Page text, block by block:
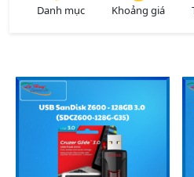
Danh mục
Khoảng giá